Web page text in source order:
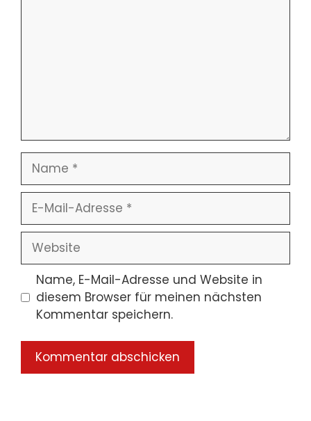
Name
Mail-
Adresse
Website
Name, E-Mail-Adresse und Website in
diesem Browser für meinen nächsten
Kommentar speichern.